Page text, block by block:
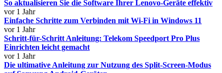
So aktualisieren Sie die Software Ihrer Lenovo-Geräte effektiv
vor 1 Jahr
Einfache Schritte zum Verbinden mit Wi-Fi in Windows 11
vor 1 Jahr
Schritt-für-Schritt Anleitung: Telekom Speedport Pro Plus
Einrichten leicht gemacht
vor 1 Jahr
Die ultimative Anleitung zur Nutzung des Split-Screen-Modus